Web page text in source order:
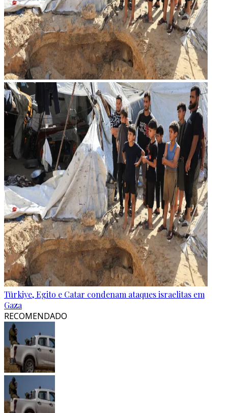
Türkiye, Egito e Catar condenam ataques israelitas em
Gaza
RECOMENDADO